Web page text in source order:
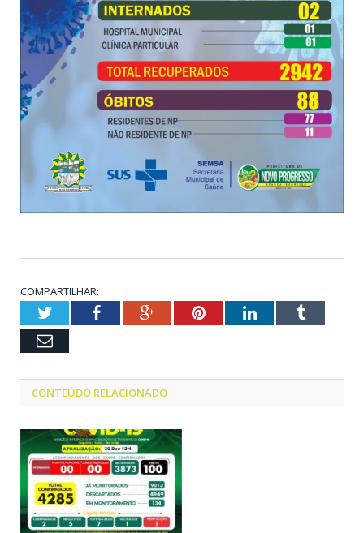
COMPARTILHAR:
TwitterFacebookGoogle+PinterestLinkedInTumblr
Email
CONTEÚDO RELACIONADO